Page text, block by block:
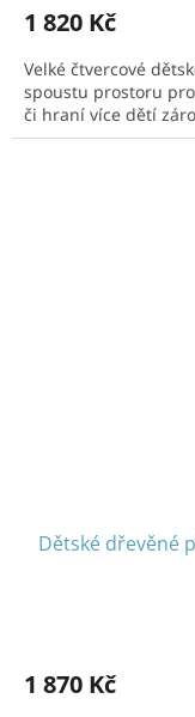
1 820 Kč
Velké čtvercové
spoustu prostoru
či hraní více dětí
Dětské dřevěné
1 870 Kč